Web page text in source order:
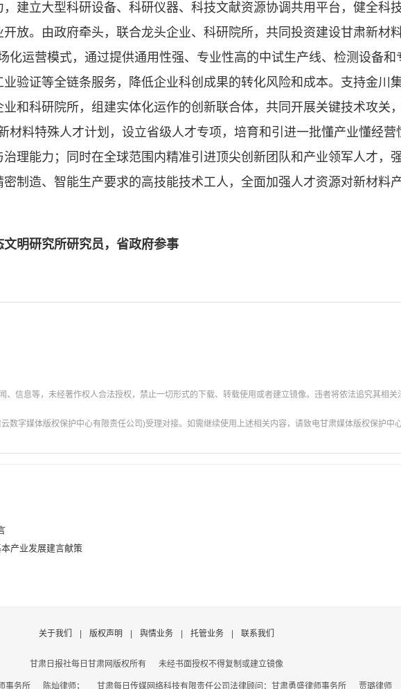
建立大型科研设备、科研仪器、科技文献资源协调共用平台，健全科
放。由政府牵头，联合龙头企业、科研院所，共同投资建设甘肃新材
化运营模式，通过提供通用性强、专业性高的中试生产线、检测设备
验证等全链条服务，降低企业科创成果的转化风险和成本。支持金川
和科研院所，组建实体化运作的创新联合体，共同开展关键技术攻关，
材料特殊人才计划，设立省级人才专项，培育和引进一批懂产业懂经营
理能力；同时在全球范围内精准引进顶尖创新团队和产业领军人才，
制造、智能生产要求的高技能技术工人，全面加强人才资源对新材料
明研究所研究员，省政府参事
信息等，未经著作权人合法授权，禁止一切形式的下载、转载使用或者建立镜像。违者将依法追究其相关
数字媒体版权保护中心有限责任公司)受理对接。如需继续使用上述相关内容，请致电甘肃媒体版权保护中
产业发展建言献策
关于我们 版权声明 舆情业务 托管业务 联系我们
甘肃日报社每日甘肃网版权所有 未经书面授权不得复制或建立镜像
师事务所 陈灿律师； 甘肃每日传媒网络科技有限责任公司法律顾问：甘肃勇盛律师事务所 贾璐律